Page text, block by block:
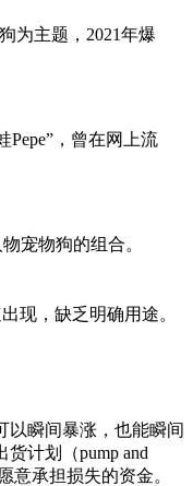
为主题，2021年爆
Pepe”，曾在网上流
宠物狗的组合。
现，缺乏明确用途。
以瞬间暴涨，也能瞬间
计划（pump and
意承担损失的资金。